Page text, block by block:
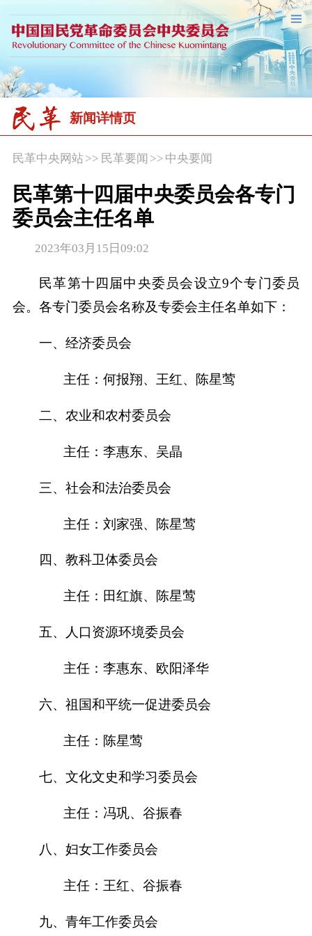
新闻详情页
民革中央网站>> 民革要闻 >> 中央要闻
民革第十四届中央委员会各专门
委员会主任名单
2023年03月15日09:02
民革第十四届中央委员会设立9个专门委员
会。各专门委员会名称及专委会主任名单如下：
一、经济委员会
主任：何报翔、王红、陈星莺
二、农业和农村委员会
主任：李惠东、吴晶
三、社会和法治委员会
主任：刘家强、陈星莺
四、教科卫体委员会
主任：田红旗、陈星莺
五、人口资源环境委员会
主任：李惠东、欧阳泽华
六、祖国和平统一促进委员会
主任：陈星莺
七、文化文史和学习委员会
主任：冯巩、谷振春
八、妇女工作委员会
主任：王红、谷振春
九、青年工作委员会